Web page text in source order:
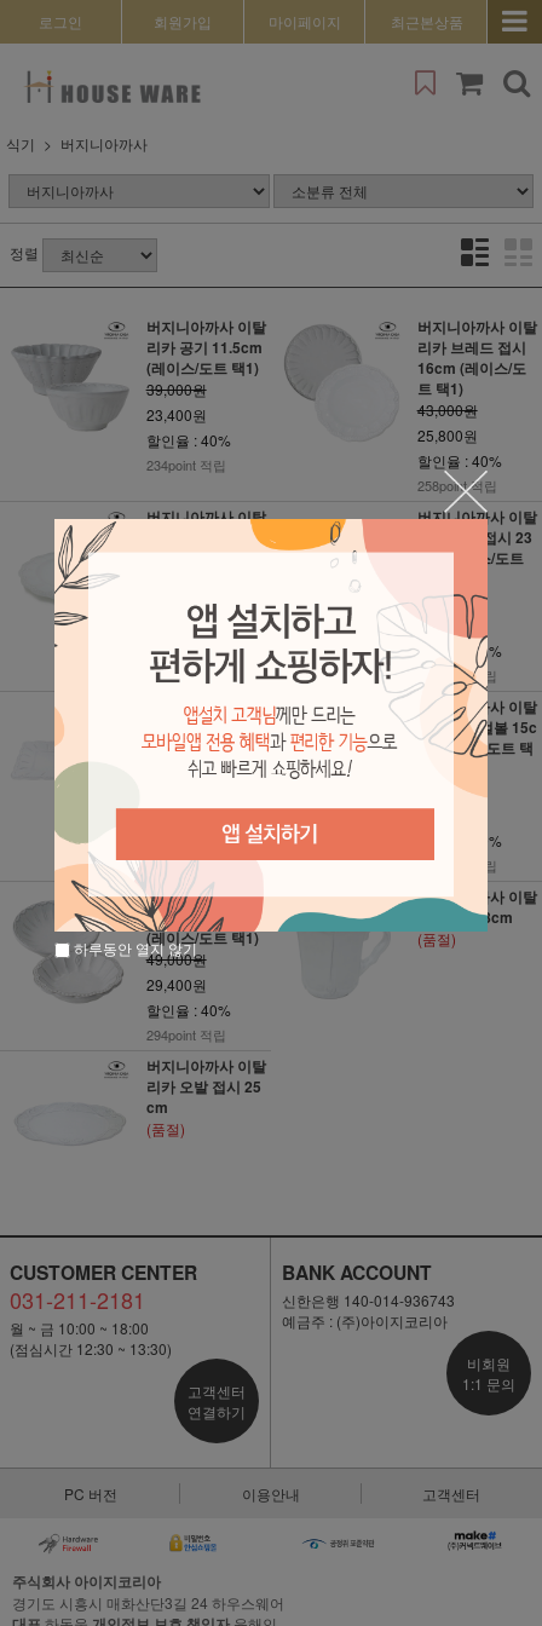
로그인 회원가입 마이페이지 최근본상품
식기 버지니아까사
정렬
버지니아까사 이탈
리카 공기 11.5cm
(레이스/도트 택1)
39,000원
23,400원
할인율 : 40%
234point 적립
버지니아까사 이탈
리카 브레드 접시
16cm (레이스/도
트 택1)
43,000원
25,800원
할인율 : 40%
258point 적립
버지니아까사 이탈
리카 디저트 접시
23cm (레이스/도
49,000원
29,400원
할인율 : 40%
294point 적립
버지니아까사 이탈
리카 스프 접시 23
cm (레이스/도트
52,000원
31,200원
할인율 : 40%
312point 적립
버지니아까사 이탈
리카 직사각 접시
25*15cm [소]
84,000원
할인율 : 40%
504point 적립
버지니아까사 이탈
리카 씨리얼볼 15c
m (레이스/도트 택
47,000원
28,200원
할인율 : 40%
282point 적립
버지니아까사 이탈
리카 찬기 14cm
(레이스/도트 택1)
49,000원
29,400원
할인율 : 40%
294point 적립
버지니아까사 이탈
리카 머그 8cm
(품절)
버지니아까사 이탈
리카 오발 접시 25
cm
(품절)
CUSTOMER CENTER
031-211-2181
월 ~ 금 10:00 ~ 18:00
(점심시간 12:30 ~ 13:30)
고객센터
연결하기
BANK ACCOUNT
신한은행 140-014-936743
예금주 : (주)아이지코리아
비회원
1:1 문의
PC 버전 이용안내 고객센터
주식회사 아이지코리아
경기도 시흥시 매화산단3길 24 하우스웨어
하루동안 열지 않기